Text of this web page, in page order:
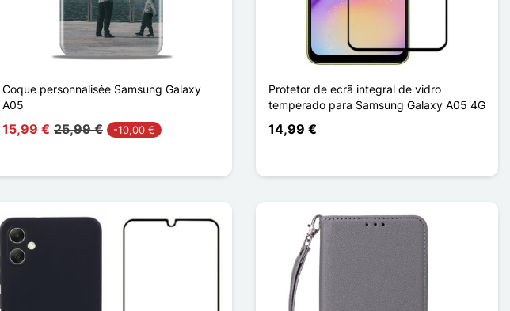
Coque personnalisée Samsung Galaxy
A05
15,99 € 25,99 € -10,00 €
Protetor de ecrã integral de vidro
temperado para Samsung Galaxy A05 4G
14,99 €